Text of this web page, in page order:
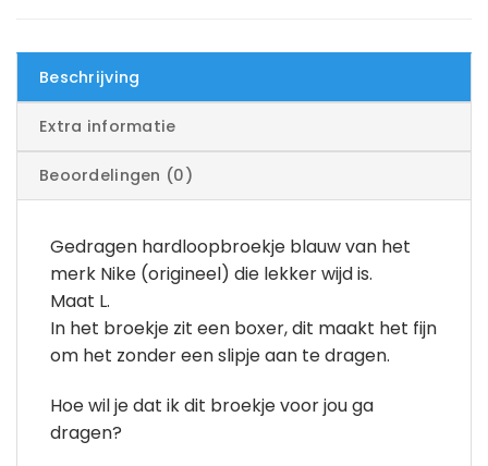
Beschrijving
Extra informatie
Beoordelingen (0)
Gedragen hardloopbroekje blauw van het
merk Nike (origineel) die lekker wijd is.
Maat L.
In het broekje zit een boxer, dit maakt het fijn
om het zonder een slipje aan te dragen.
Hoe wil je dat ik dit broekje voor jou ga
dragen?